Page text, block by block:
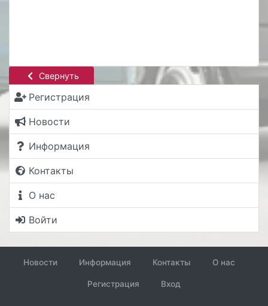
Свернуть
Регистрация
Новости
Информация
Контакты
О нас
Войти
Новости Информация Контакты О нас
Регистрация Вход